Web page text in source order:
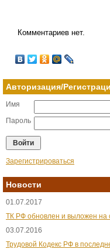
Комментариев нет.
Авторизация/
Имя
Пароль
Зарегистрироваться
Новости
01.07.2017
ТК РФ обновлен и выложен на
03.07.2016
Трудовой Кодекс РФ в